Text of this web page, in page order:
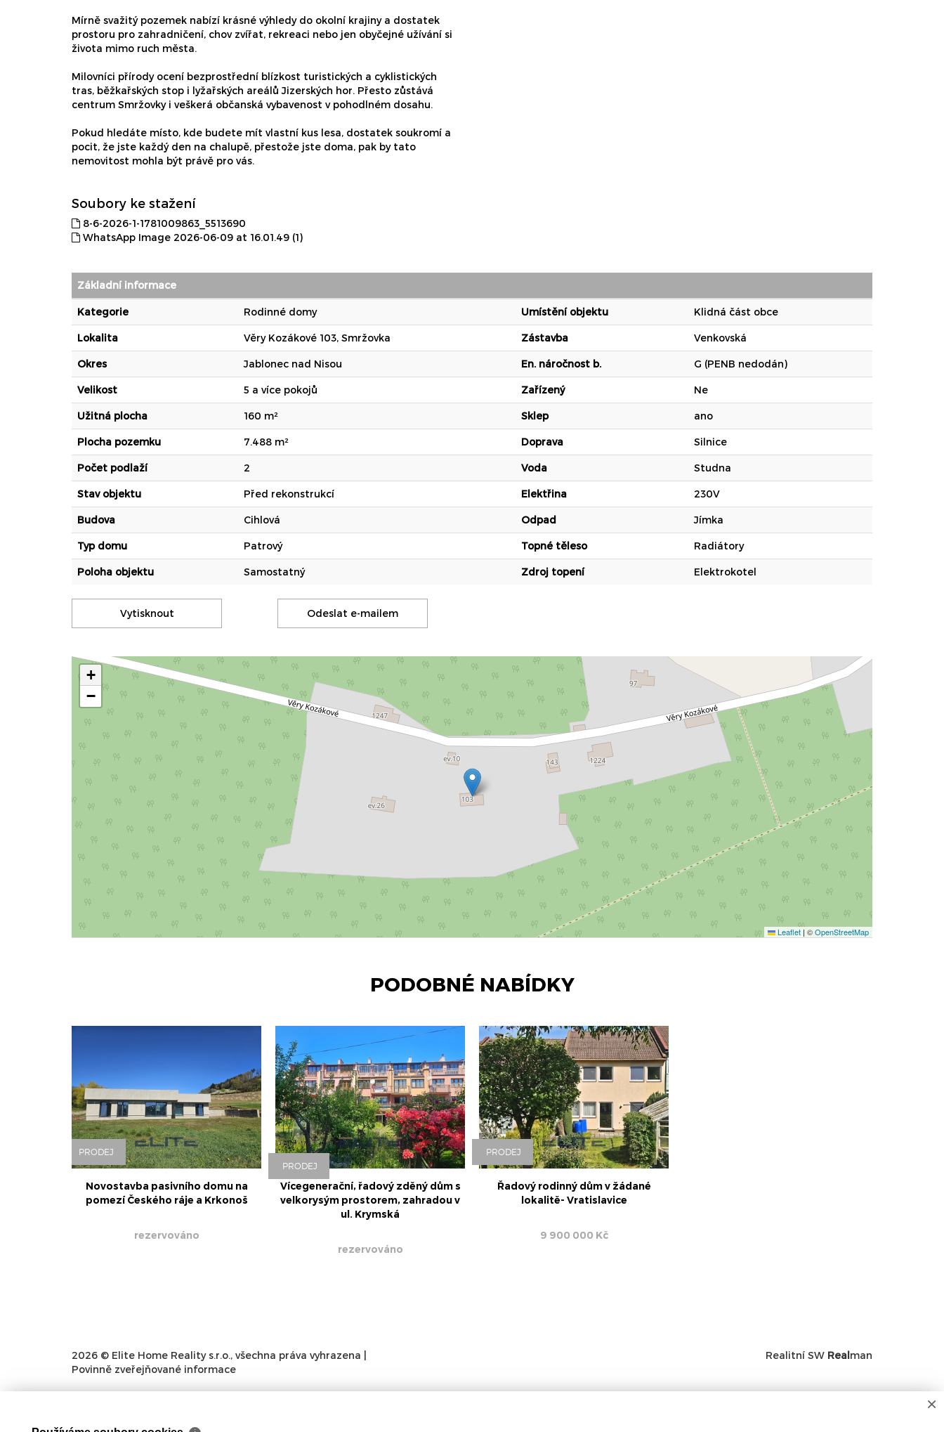
Mírně svažitý pozemek nabízí krásné výhledy do okolní krajiny a dostatek
prostoru pro zahradničení, chov zvířat, rekreaci nebo jen obyčejné užívání si
života mimo ruch města.
Milovníci přírody ocení bezprostřední blízkost turistických a cyklistických
tras, běžkařských stop i lyžařských areálů Jizerských hor. Přesto zůstává
centrum Smržovky i veškerá občanská vybavenost v pohodlném dosahu.
Pokud hledáte místo, kde budete mít vlastní kus lesa, dostatek soukromí a
pocit, že jste každý den na chalupě, přestože jste doma, pak by tato
nemovitost mohla být právě pro vás.
Soubory ke stažení
8-6-2026-1-1781009863_5513690
WhatsApp Image 2026-06-09 at 16.01.49 (1)
Základní informace
Kategorie Rodinné domy Umístění objektu Klidná část obce
Lokalita Věry Kozákové 103, Smržovka Zástavba Venkovská
Okres Jablonec nad Nisou En. náročnost b. G (PENB nedodán)
Velikost 5 a více pokojů Zařízený Ne
Užitná plocha 160 m² Sklep ano
Plocha pozemku 7.488 m² Doprava Silnice
Počet podlaží 2 Voda Studna
Stav objektu Před rekonstrukcí Elektřina 230V
Budova Cihlová Odpad Jímka
Typ domu Patrový Topné těleso Radiátory
Poloha objektu Samostatný Zdroj topení Elektrokotel
Vytisknout Odeslat e-mailem
+
−
Leaflet | ©OpenStreetMap
PODOBNÉ NABÍDKY
PRODEJ
Novostavba pasivního domu na
pomezí Českého ráje a Krkonoš
rezervováno
PRODEJ
Vícegenerační, řadový zděný dům s
velkorysým prostorem, zahradou v
ul. Krymská
rezervováno
PRODEJ
Řadový rodinný dům v žádané
lokalitě- Vratislavice
9 900 000 Kč
2026 © Elite Home Reality s.r.o., všechna práva vyhrazena |
Povinně zveřejňované informace
Realitní SW Realman
×